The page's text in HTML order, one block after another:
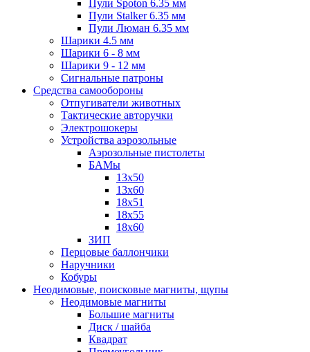
Пули Spoton 6.35 мм
Пули Stalker 6.35 мм
Пули Люман 6.35 мм
Шарики 4.5 мм
Шарики 6 - 8 мм
Шарики 9 - 12 мм
Сигнальные патроны
Средства самообороны
Отпугиватели животных
Тактические авторучки
Электрошокеры
Устройства аэрозольные
Аэрозольные пистолеты
БАМы
13х50
13х60
18х51
18х55
18х60
ЗИП
Перцовые баллончики
Наручники
Кобуры
Неодимовые, поисковые магниты, щупы
Неодимовые магниты
Большие магниты
Диск / шайба
Квадрат